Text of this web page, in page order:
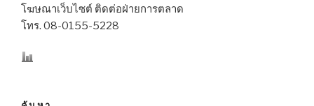
โฆษณาเว็บไซต์ ติดต่อฝ่ายการตลาด
โทร. 08-0155-5228